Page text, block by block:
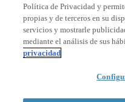
Acreditaciones
© 2026 La Salle Campus
Política de Privacidad y
propias y de terceros en su
servicios y mostrarle
mediante el análisis de sus
privacidad